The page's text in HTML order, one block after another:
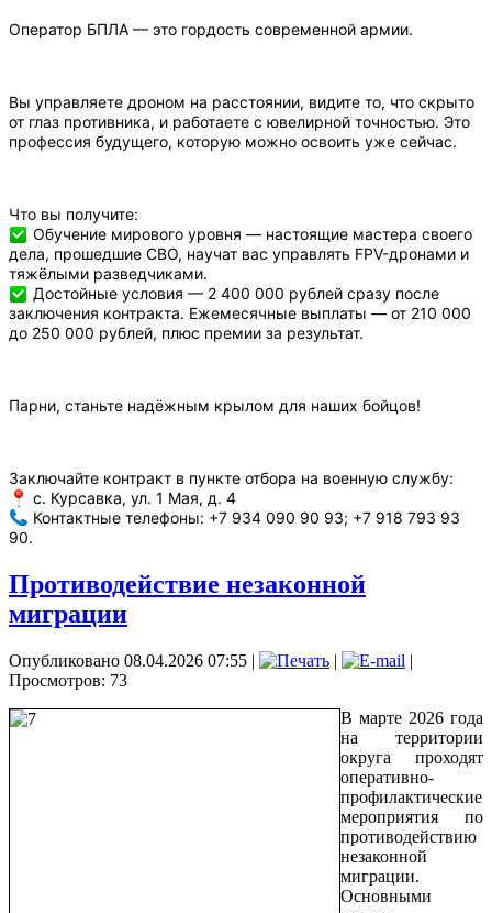
Оператор БПЛА — это гордость современной армии.
Вы управляете дроном на расстоянии, видите то, что скрыто
от глаз противника, и работаете с ювелирной точностью. Это
профессия будущего, которую можно освоить уже сейчас.
Что вы получите:
Обучение мирового уровня — настоящие мастера своего
дела, прошедшие СВО, научат вас управлять FPV-дронами и
тяжёлыми разведчиками.
Достойные условия — 2 400 000 рублей сразу после
заключения контракта. Ежемесячные выплаты — от 210 000
до 250 000 рублей, плюс премии за результат.
Парни, станьте надёжным крылом для наших бойцов!
Заключайте контракт в пункте отбора на военную службу:
с. Курсавка, ул. 1 Мая, д. 4
Контактные телефоны: +7 934 090 90 93; +7 918 793 93
90.
Противодействие незаконной
миграции
Опубликовано 08.04.2026 07:55 | |
|
Просмотров: 73
В марте 2026 года
на территории
округа проходят
оперативно-
профилактические
мероприятия по
противодействию
незаконной
миграции.
Основными